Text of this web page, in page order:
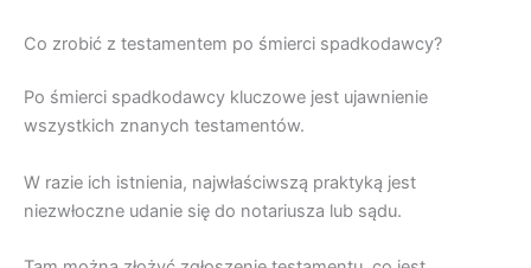
Co zrobić z testamentem po śmierci spadkodawcy?
Po śmierci spadkodawcy kluczowe jest ujawnienie
wszystkich znanych testamentów.
W razie ich istnienia, najwłaściwszą praktyką jest
niezwłoczne udanie się do notariusza lub sądu.